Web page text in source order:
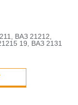
ВАЗ 21212,
19, ВАЗ 2131